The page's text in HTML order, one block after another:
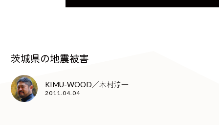
茨城県の地震被害
KIMU-WOOD／木村淳一
2011.04.04